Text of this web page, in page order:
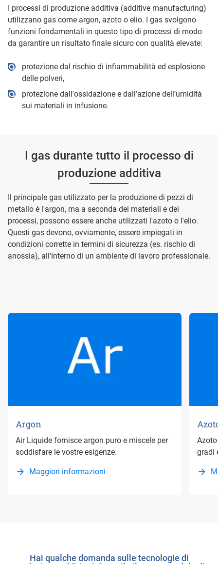
I processi di produzione additiva (additive manufacturing)
utilizzano gas come argon, azoto o elio. I gas svolgono
funzioni fondamentali in questo tipo di processi di modo
da garantire un risultato finale sicuro con qualità elevate:
protezione dal rischio di infiammabilità ed esplosione
delle polveri,
protezione dall'ossidazione e dall’azione dell’umidità
sui materiali in infusione.
I gas durante tutto il processo di
produzione additiva
Il principale gas utilizzato per la produzione di pezzi di
metallo è l'argon, ma a seconda dei materiali e dei
processi, possono essere anche utilizzati l'azoto o l'elio.
Questi gas devono, ovviamente, essere impiegati in
condizioni corrette in termini di sicurezza (es. rischio di
anossia), all'interno di un ambiente di lavoro professionale.
Argon
Air Liquide fornisce argon puro e miscele per
soddisfare le vostre esigenze.
Maggiori informazioni
gradi
Hai qualche domanda sulle tecnologie di